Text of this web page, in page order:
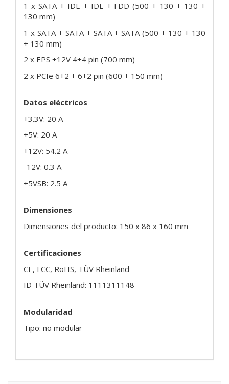
1 x SATA + IDE + IDE + FDD (500 + 130 + 130 +
130 mm)
1 x SATA + SATA + SATA + SATA (500 + 130 + 130
+ 130 mm)
2 x EPS +12V 4+4 pin (700 mm)
2 x PCIe 6+2 + 6+2 pin (600 + 150 mm)
Datos eléctricos
+3.3V: 20 A
+5V: 20 A
+12V: 54.2 A
-12V: 0.3 A
+5VSB: 2.5 A
Dimensiones
Dimensiones del producto: 150 x 86 x 160 mm
Certificaciones
CE, FCC, RoHS, TÜV Rheinland
ID TÜV Rheinland: 1111311148
Modularidad
Tipo: no modular